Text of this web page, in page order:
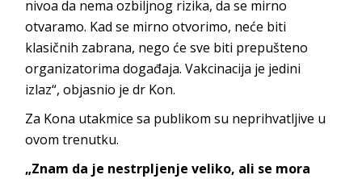
nivoa da nema ozbiljnog rizika, da se mirno
otvaramo. Kad se mirno otvorimo, neće biti
klasičnih zabrana, nego će sve biti prepušteno
organizatorima događaja. Vakcinacija je jedini
izlaz“, objasnio je dr Kon.
Za Kona utakmice sa publikom su neprihvatljive u
ovom trenutku.
„Znam da je nestrpljenje veliko, ali se mora